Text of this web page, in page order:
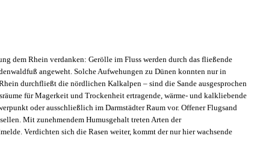
dem Rhein verdanken: Gerölle im Fluss werden durch das fließende
angeweht. Solche Aufwehungen zu Dünen konnten nur in
durchfließt die nördlichen Kalkalpen – sind die Sande ausgesprochen
für Magerkeit und Trockenheit ertragende, wärme- und kalkliebende
oder ausschließlich im Darmstädter Raum vor. Offener Flugsand
Mit zunehmendem Humusgehalt treten Arten der
Verdichten sich die Rasen weiter, kommt der nur hier wachsende